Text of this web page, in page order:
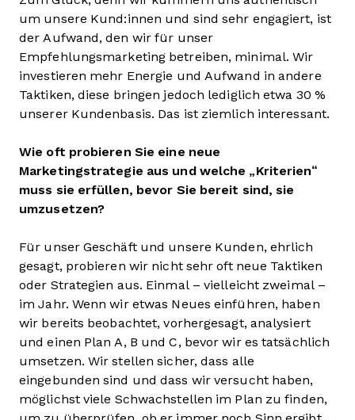
um unsere Kund:innen und sind sehr engagiert, ist
der Aufwand, den wir für unser
Empfehlungsmarketing betreiben, minimal. Wir
investieren mehr Energie und Aufwand in andere
Taktiken, diese bringen jedoch lediglich etwa 30 %
unserer Kundenbasis. Das ist ziemlich interessant.
Wie oft probieren Sie eine neue
Marketingstrategie aus und welche „Kriterien“
muss sie erfüllen, bevor Sie bereit sind, sie
umzusetzen?
Für unser Geschäft und unsere Kunden, ehrlich
gesagt, probieren wir nicht sehr oft neue Taktiken
oder Strategien aus. Einmal – vielleicht zweimal –
im Jahr. Wenn wir etwas Neues einführen, haben
wir bereits beobachtet, vorhergesagt, analysiert
und einen Plan A, B und C, bevor wir es tatsächlich
umsetzen. Wir stellen sicher, dass alle
eingebunden sind und dass wir versucht haben,
möglichst viele Schwachstellen im Plan zu finden,